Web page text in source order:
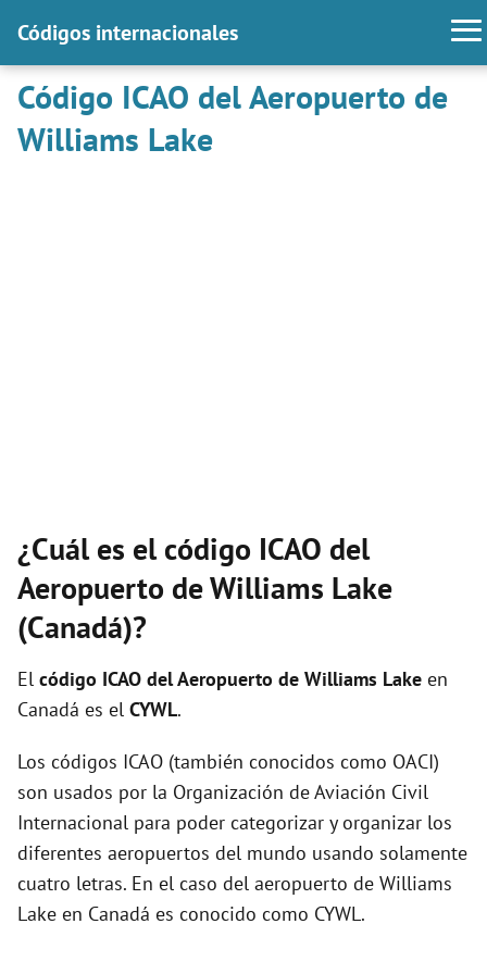
Códigos internacionales
Código ICAO del Aeropuerto de
Williams Lake
¿Cuál es el código ICAO del
Aeropuerto de Williams Lake
(Canadá)?
El código ICAO delAeropuerto de Williams Lake en
Canadá es el CYWL.
Los códigos ICAO (también conocidos como OACI)
son usados por la Organización de Aviación Civil
Internacional para poder categorizar y organizar los
diferentes aeropuertos del mundo usando solamente
cuatro letras. En el caso del aeropuerto de Williams
Lake en Canadá es conocido como CYWL.